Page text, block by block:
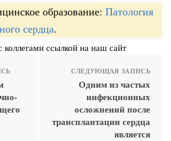
образование: Патология
сердца.
коллегами ссылкой на наш сайт
СЛЕДУЮЩАЯ ЗАПИСЬ
Одним из частых
инфекционных
осложнений после
трансплантации сердца
является